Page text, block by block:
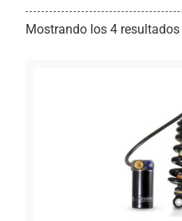
Mostrando los 4 resultados